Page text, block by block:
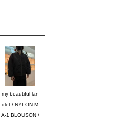
my beautiful lan
dlet / NYLON M
A-1 BLOUSON /